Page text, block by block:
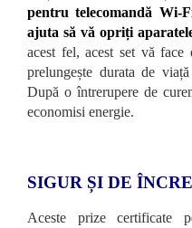
pentru telecomandă Wi-
ajuta să vă opriți
acest fel, acest set vă face
prelungește durata de
După o întrerupere de
economisi energie.
SIGUR ȘI DE
Aceste prize certificate